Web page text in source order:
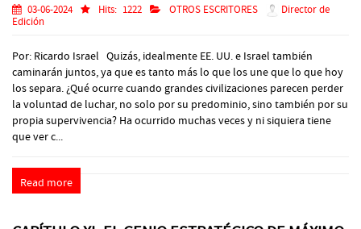
03-06-2024 Hits: 1222 OTROS ESCRITORES
Director de
Edición
Por: Ricardo Israel Quizás, idealmente EE. UU. e Israel también
caminarán juntos, ya que es tanto más lo que los une que lo que hoy
los separa. ¿Qué ocurre cuando grandes civilizaciones parecen perder
la voluntad de luchar, no solo por su predominio, sino también por su
propia supervivencia? Ha ocurrido muchas veces y ni siquiera tiene
que ver c...
Read more